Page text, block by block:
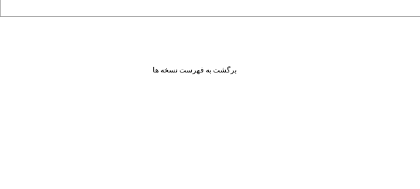
برگشت به فهرست نسخه ها